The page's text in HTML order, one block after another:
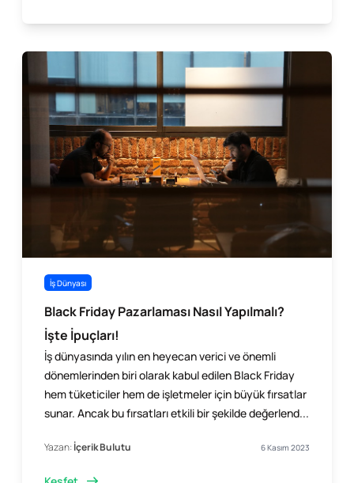
İş Dünyası
Black Friday Pazarlaması Nasıl Yapılmalı?
İşte İpuçları!
İş dünyasında yılın en heyecan verici ve önemli
dönemlerinden biri olarak kabul edilen Black Friday
hem tüketiciler hem de işletmeler için büyük fırsatlar
sunar. Ancak bu fırsatları etkili bir şekilde değerlend...
Yazan:İçerik Bulutu 6 Kasım 2023